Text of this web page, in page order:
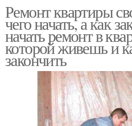
Ремонт квартиры
чего начать, а как
начать ремонт в
которой живешь и
закончить